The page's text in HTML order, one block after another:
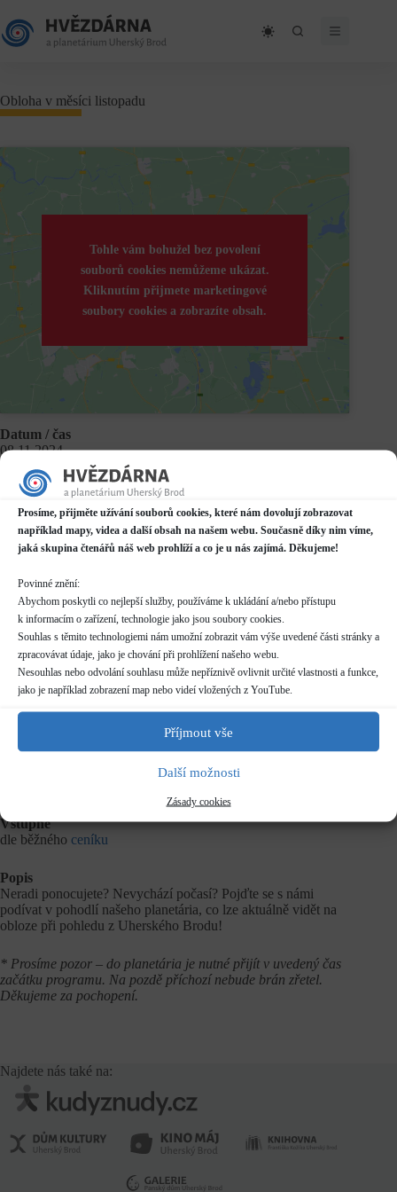
Prosíme, přijměte užívání souborů cookies, které nám dovolují zobrazovat
například mapy, videa a další obsah na našem webu. Současně díky nim víme,
jaká skupina čtenářů náš web prohlíží a co je u nás zajímá. Děkujeme!
Povinné znění:
Abychom poskytli co nejlepší služby, používáme k ukládání a/nebo přístupu
k informacím o zařízení, technologie jako jsou soubory cookies.
Souhlas s těmito technologiemi nám umožní zobrazit vám výše uvedené části stránky a
zpracovávat údaje, jako je chování při prohlížení našeho webu.
Nesouhlas nebo odvolání souhlasu může nepříznivě ovlivnit určité vlastnosti a funkce,
jako je například zobrazení map nebo videí vložených z YouTube.
Příjmout vše
Další možnosti
Zásady cookies
to
content
Obloha v měsíci listopadu
Tohle vám bohužel bez povolení
souborů cookies nemůžeme ukázat.
Kliknutím přijmete marketingové
soubory cookies a zobrazíte obsah.
Datum / čas
08.11.2024
17:00 - 18:00*
Planetárium v Domě kultury
Mariánské náměstí 2187, Uherský Brod
Další informace o dostupnosti a parkování
Kategorie
Pravidelné akce
Rezervace
nelze rezervovat
skupiny více než 10 osob nutno hlásit předem (telefon/email)
pro skupiny více než 20 osob nutno dohodnout individuální
termín
Vstupné
dle běžného ceníku
Popis
Neradi ponocujete? Nevychází počasí? Pojďte se s námi
podívat v pohodlí našeho planetária, co lze aktuálně vidět na
obloze při pohledu z Uherského Brodu!
* Prosíme pozor – do planetária je nutné přijít v uvedený čas
začátku programu. Na pozdě příchozí nebude brán zřetel.
Děkujeme za pochopení.
Najdete nás také na: